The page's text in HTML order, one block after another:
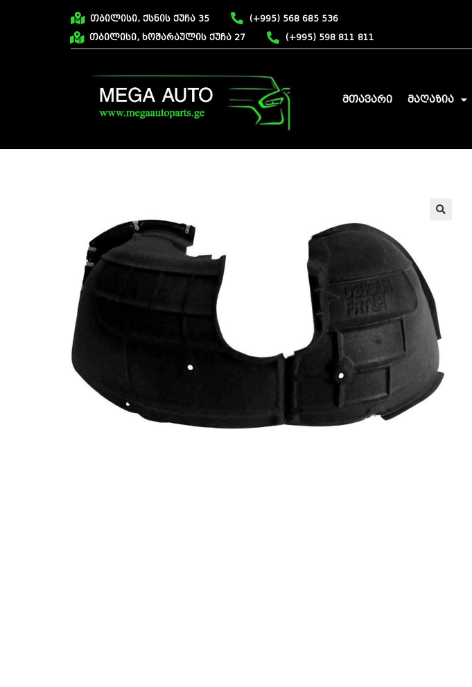
თბილისი, ქსნის ქუჩა 35
(+995) 568 685 536
თბილისი, ხოშარაულის ქუჩა 27
(+995) 598 811 811
მთავარი მაღაზია